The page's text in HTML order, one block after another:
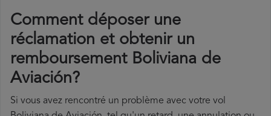
Comment déposer une
réclamation et obtenir un
remboursement Boliviana de
Aviación?
Si vous avez rencontré un problème avec votre vol